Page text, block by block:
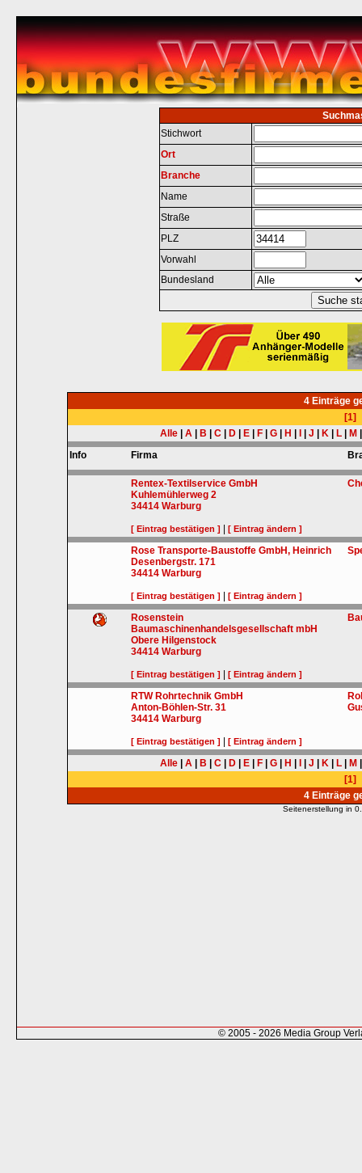
Stichwort
Ort
Branche
Name
Straße
PLZ
Vorwahl
Bundesland
4 Einträge
[1]
Alle
A B C D E F G H J K L M
Info
Firma
Rentex-Textilservice GmbH
Kuhlemühlerweg 2
34414 Warburg
[ Eintrag bestätigen ] |[ Eintrag ändern ]
Rose Transporte-Baustoffe GmbH, Heinrich
Desenbergstr. 171
34414 Warburg
[ Eintrag bestätigen ] |[ Eintrag ändern ]
Rosenstein
Baumaschinenhandelsgesellschaft mbH
Obere Hilgenstock
34414 Warburg
[ Eintrag bestätigen ] |[ Eintrag ändern ]
RTW Rohrtechnik GmbH
Anton-Böhlen-Str. 31
34414 Warburg
[ Eintrag bestätigen ] |[ Eintrag ändern ]
Alle A B C D E F G H J K L M
[1]
4 Einträge
Seitenerstellung in
© 2005 - 2026 Media Group